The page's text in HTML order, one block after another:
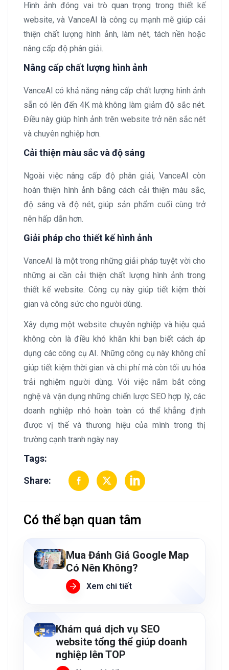
Hình ảnh đóng vai trò quan trọng trong thiết kế
website, và VanceAI là công cụ mạnh mẽ giúp cải
thiện chất lượng hình ảnh, làm nét, tách nền hoặc
nâng cấp độ phân giải.
Nâng cấp chất lượng hình ảnh
VanceAI có khả năng nâng cấp chất lượng hình ảnh
sẵn có lên đến 4K mà không làm giảm độ sắc nét.
Điều này giúp hình ảnh trên website trở nên sắc nét
và chuyên nghiệp hơn.
Cải thiện màu sắc và độ sáng
Ngoài việc nâng cấp độ phân giải, VanceAI còn
hoàn thiện hình ảnh bằng cách cải thiện màu sắc,
độ sáng và độ nét, giúp sản phẩm cuối cùng trở
nên hấp dẫn hơn.
Giải pháp cho thiết kế hình ảnh
VanceAI là một trong những giải pháp tuyệt vời cho
những ai cần cải thiện chất lượng hình ảnh trong
thiết kế website. Công cụ này giúp tiết kiệm thời
gian và công sức cho người dùng.
Xây dựng một website chuyên nghiệp và hiệu quả
không còn là điều khó khăn khi bạn biết cách áp
dụng các công cụ AI. Những công cụ này không chỉ
giúp tiết kiệm thời gian và chi phí mà còn tối ưu hóa
trải nghiệm người dùng. Với việc nắm bắt công
nghệ và vận dụng những chiến lược SEO hợp lý, các
doanh nghiệp nhỏ hoàn toàn có thể khẳng định
được vị thế và thương hiệu của mình trong thị
trường cạnh tranh ngày nay.
Tags:
Share:
Có thể bạn quan tâm
Mua Đánh Giá Google Map
Có Nên Không?
Xem chi tiết
Khám quá dịch vụ SEO
website tổng thể giúp doanh
nghiệp lên TOP